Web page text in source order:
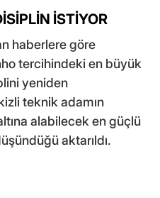
İSTİYOR
haberlere göre
tercihindeki en büyük
yeniden
teknik adamın
alabilecek en güçlü
aktarıldı.